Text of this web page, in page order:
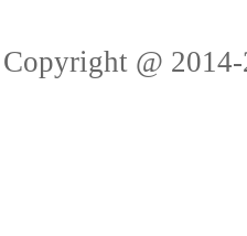
Copyright @